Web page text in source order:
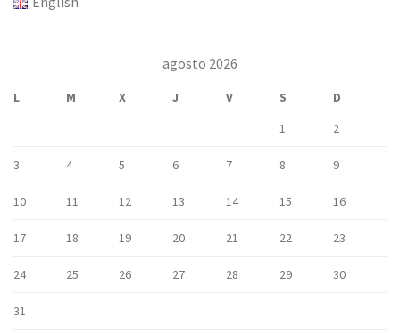
agosto 2026
L M X J V S
D
1
2
3 4 5 6 7 8 9
10 11 12 13 14 15 16
17 18 19 20 21 22 23
24 25 26 27 28 29 30
31